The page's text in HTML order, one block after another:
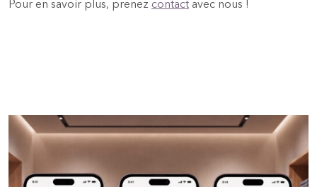
Pour en savoir plus, prenez contact avec nous !